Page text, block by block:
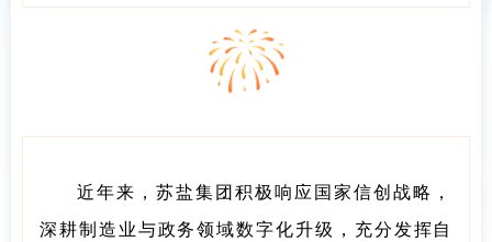
近年来，苏盐集团积极响应国家信创战略，
深耕制造业与政务领域数字化升级，充分发挥自